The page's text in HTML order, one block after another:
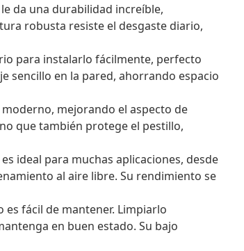
da una durabilidad increíble,
robusta resiste el desgaste diario,
para instalarlo fácilmente, perfecto
sencillo en la pared, ahorrando espacio
mejorando el aspecto de
que también protege el pestillo,
ideal para muchas aplicaciones, desde
al aire libre. Su rendimiento se
es fácil de mantener. Limpiarlo
en buen estado. Su bajo